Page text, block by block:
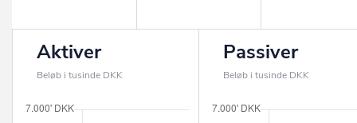
Aktiver
Beløb i tusinde DKK
Passiver
Beløb i tusinde DKK